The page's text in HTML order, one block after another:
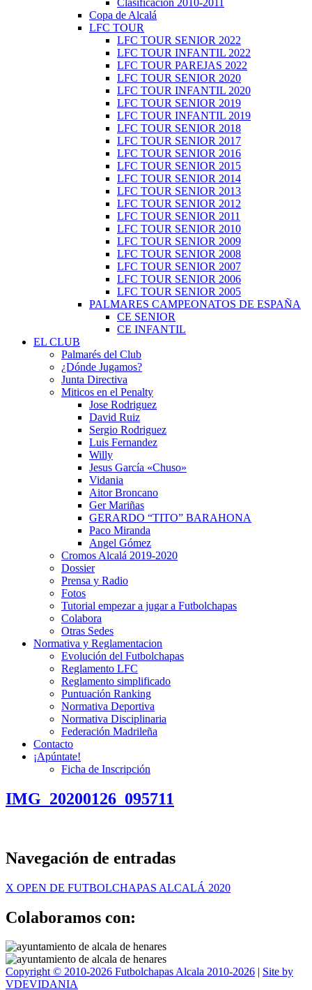
Clasificación 2010-2011
Copa de Alcalá
LFC TOUR
LFC TOUR SENIOR 2022
LFC TOUR INFANTIL 2022
LFC TOUR PAREJAS 2022
LFC TOUR SENIOR 2020
LFC TOUR INFANTIL 2020
LFC TOUR SENIOR 2019
LFC TOUR INFANTIL 2019
LFC TOUR SENIOR 2018
LFC TOUR SENIOR 2017
LFC TOUR SENIOR 2016
LFC TOUR SENIOR 2015
LFC TOUR SENIOR 2014
LFC TOUR SENIOR 2013
LFC TOUR SENIOR 2012
LFC TOUR SENIOR 2011
LFC TOUR SENIOR 2010
LFC TOUR SENIOR 2009
LFC TOUR SENIOR 2008
LFC TOUR SENIOR 2007
LFC TOUR SENIOR 2006
LFC TOUR SENIOR 2005
PALMARES CAMPEONATOS DE ESPAÑA
CE SENIOR
CE INFANTIL
EL CLUB
Palmarés del Club
¿Dónde Jugamos?
Junta Directiva
Miticos en el Penalty
Jose Rodriguez
David Ruiz
Sergio Rodriguez
Luis Fernandez
Willy
Jesus García «Chuso»
Vidania
Aitor Broncano
Ger Mariñas
GERARDO “TITO” BARAHONA
Paco Miranda
Angel Gómez
Cromos Alcalá 2019-2020
Dossier
Prensa y Radio
Fotos
Tutorial empezar a jugar a Futbolchapas
Colabora
Otras Sedes
Normativa y Reglamentacion
Evolución del Futbolchapas
Reglamento LFC
Reglamento simplificado
Puntuación Ranking
Normativa Deportiva
Normativa Disciplinaria
Federación Madrileña
Contacto
¡Apúntate!
Ficha de Inscripción
IMG_20200126_095711
Navegación de entradas
X OPEN DE FUTBOLCHAPAS ALCALÁ 2020
Colaboramos con:
Copyright © 2010-2026 Futbolchapas Alcala 2010-2026 | Site by
VDEVIDANIA